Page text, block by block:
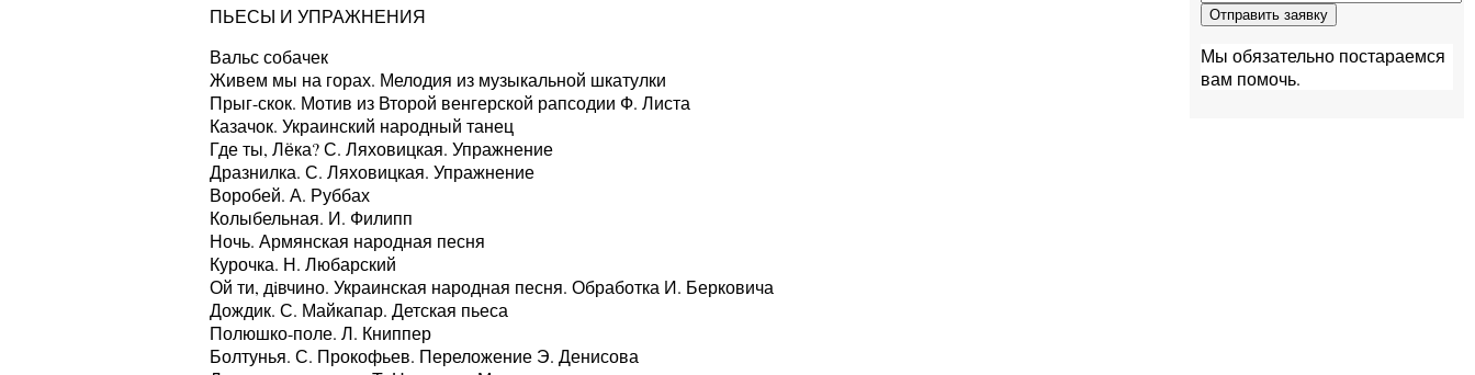
ПЬЕСЫ И УПРАЖНЕНИЯ
Вальс собачек
Живем мы на горах. Мелодия из музыкальной шкатулки
Прыг-скок. Мотив из Второй венгерской рапсодии Ф. Листа
Казачок. Украинский народный танец
Где ты, Лёка? С. Ляховицкая. Упражнение
Дразнилка. С. Ляховицкая. Упражнение
Воробей. А. Руббах
Колыбельная. И. Филипп
Ночь. Армянская народная песня
Курочка. Н. Любарский
Ой ти, дiвчино. Украинская народная песня. Обработка И. Берковича
Дождик. С. Майкапар. Детская пьеса
Полюшко-поле. Л. Книппер
Болтунья. С. Прокофьев. Переложение Э. Денисова
Мы обязательно постараемся
вам помочь.